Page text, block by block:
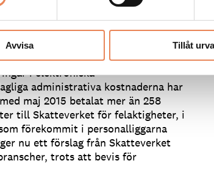
Avvisa Tillåt
Näringsliv.
statistiskt säkerhetsställd
kom också fram till slutsatsen att
motivera de kostnader som de
i elektroniska
administrativa kostnaderna har
maj 2015 betalat mer än 258
till Skatteverket för felaktigheter, i
förekommit i personalliggarna
nu ett förslag från Skatteverket
trots att bevis för